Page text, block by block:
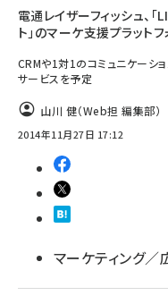
電通レイザーフィッシュ、
ト」のマーケ支援プラット
CRMや1対1のコミュニケーシ
サービスを予定
山川 健（Web担 編集部）
2014年11月27日 17:12
マーケティング／